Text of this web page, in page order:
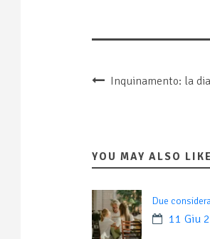
Inquinamento: la
YOU MAY ALSO LIKE
Due
11 Giu